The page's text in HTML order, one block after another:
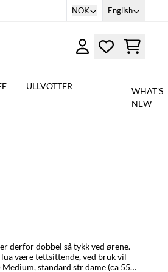
NOK English
ULLVOTTER
WHAT'S
NEW
derfor dobbel så tykk ved ørene.
være tettsittende, ved bruk vil